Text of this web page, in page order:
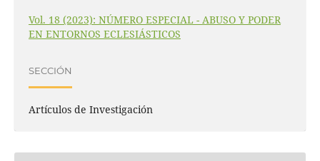
Vol. 18 (2023): NÚMERO ESPECIAL - ABUSO Y PODER
EN ENTORNOS ECLESIÁSTICOS
SECCIÓN
Artículos de Investigación